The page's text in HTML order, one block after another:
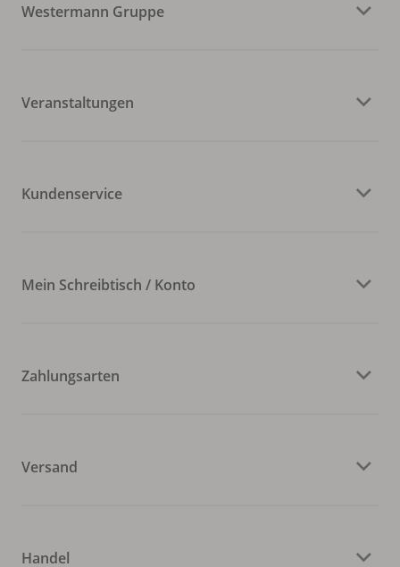
Westermann Gruppe
Veranstaltungen
Kundenservice
Mein Schreibtisch / Konto
Zahlungsarten
Versand
Handel